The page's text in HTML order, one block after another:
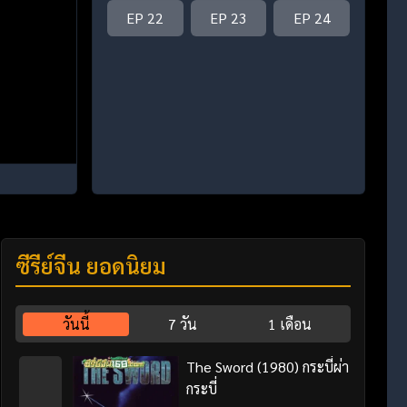
EP 22 EP 23 EP 24
ซีรี่ย์จีน ยอดนิยม
วันนี้ 7 วัน 1 เดือน
The Sword (1980) กระบี่ผ่า
กระบี่